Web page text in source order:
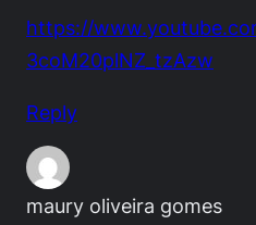
https://
3coM20plNZ_tzAzw
Reply
maury oliveira gomes